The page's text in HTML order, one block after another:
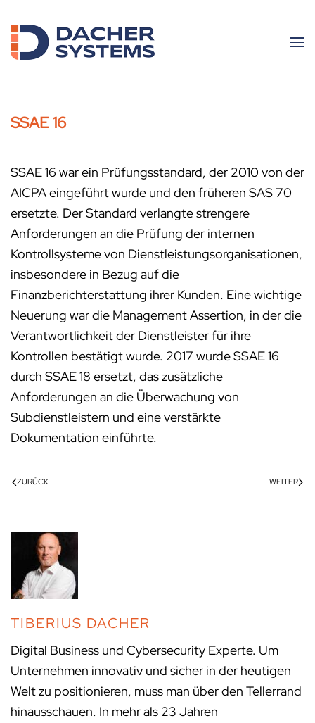
Skip to main content
SSAE 16
SSAE 16 war ein Prüfungsstandard, der 2010 von der
AICPA eingeführt wurde und den früheren SAS 70
ersetzte. Der Standard verlangte strengere
Anforderungen an die Prüfung der internen
Kontrollsysteme von Dienstleistungsorganisationen,
insbesondere in Bezug auf die
Finanzberichterstattung ihrer Kunden. Eine wichtige
Neuerung war die Management Assertion, in der die
Verantwortlichkeit der Dienstleister für ihre
Kontrollen bestätigt wurde. 2017 wurde SSAE 16
durch SSAE 18 ersetzt, das zusätzliche
Anforderungen an die Überwachung von
Subdienstleistern und eine verstärkte
Dokumentation einführte.
ZURÜCK WEITER
TIBERIUS DACHER
Digital Business und Cybersecurity Experte. Um
Unternehmen innovativ und sicher in der heutigen
Welt zu positionieren, muss man über den Tellerrand
hinausschauen. In mehr als 23 Jahren